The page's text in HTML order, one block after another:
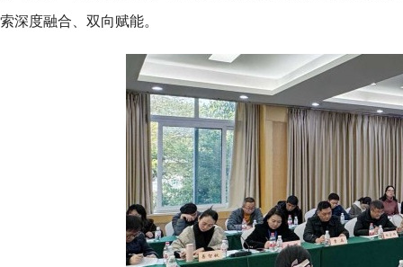
索深度融合、双向赋能。